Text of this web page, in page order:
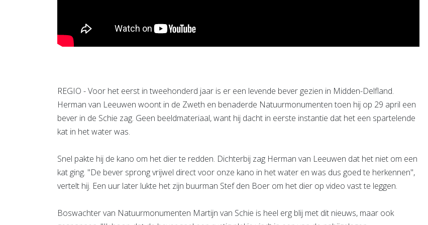
REGIO - Voor het eerst in tweehonderd jaar is er een levende bever gezien in Midden-Delfland.
Herman van Leeuwen woont in de Zweth en benaderde Natuurmonumenten toen hij op 29 april een
bever in de Schie zag. Geen beeldmateriaal, want hij dacht in eerste instantie dat het een spartelende
kat in het water was.
Snel pakte hij de kano om het dier te redden. Dichterbij zag Herman van Leeuwen dat het niet om een
kat ging. "De bever sprong vrijwel direct voor onze kano in het water en was dus goed te herkennen'',
vertelt hij. Een uur later lukte het zijn buurman Stef den Boer om het dier op video vast te leggen.
Boswachter van Natuurmonumenten Martijn van Schie is heel erg blij met dit nieuws, maar ook